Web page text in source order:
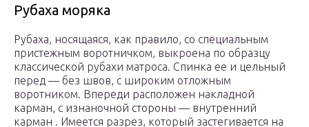
Рубаха моряка
Рубаха, носящаяся, как правило, со специальным
пристежным воротничком, выкроена по образцу
классической рубахи матроса. Спинка ее и цельный
перед — без швов, с широким отложным
воротником. Впереди расположен накладной
карман, с изнаночной стороны — внутренний
карман . Имеется разрез, который застегивается на